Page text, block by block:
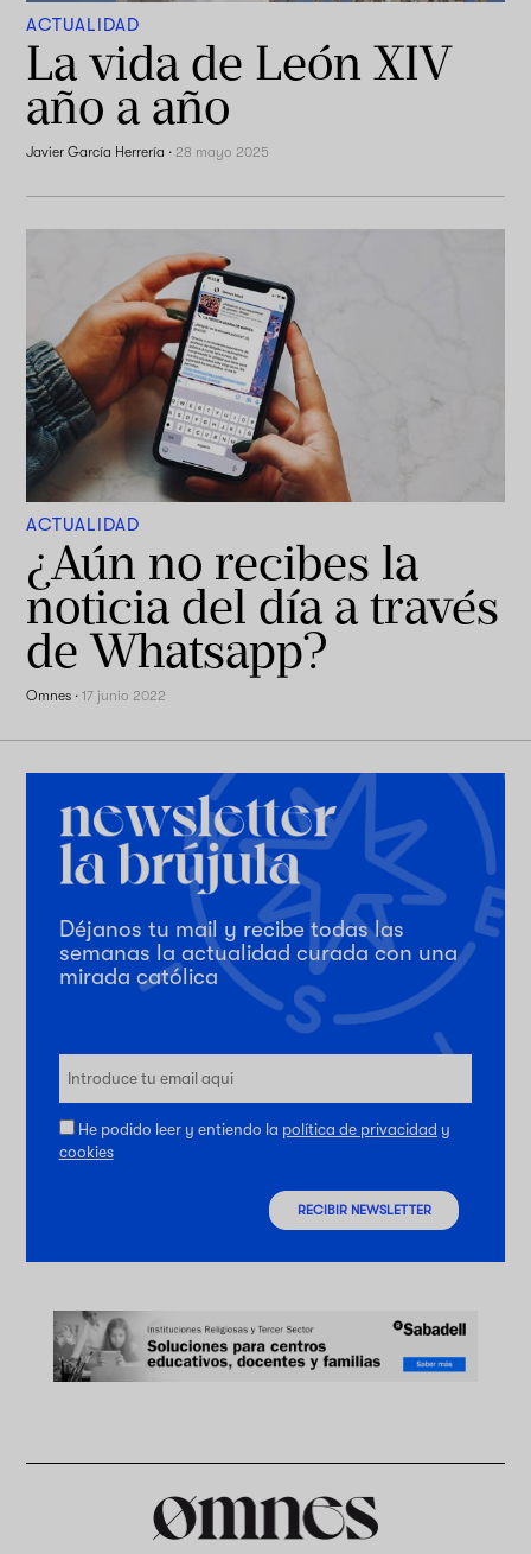
ACTUALIDAD
La vida de León XIV
año a año
Javier García Herrería · 28 mayo 2025
ACTUALIDAD
¿Aún no recibes la
noticia del día a través
de Whatsapp?
Omnes ·17 junio 2022
Déjanos tu mail y recibe todas las
semanas la actualidad curada con una
mirada católica
He podido leer y entiendo la política de privacidad y
cookies
RECIBIR NEWSLETTER